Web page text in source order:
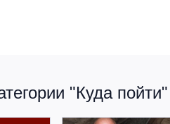
"Куда пойти"